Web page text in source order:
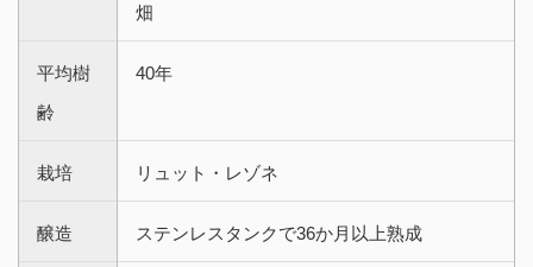
畑
平均樹
齢
40年
栽培 リュット・レゾネ
醸造 ステンレスタンクで36か月以上熟成